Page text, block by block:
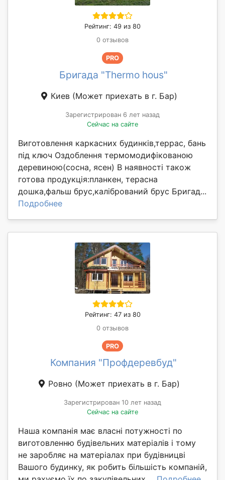
Рейтинг: 49 из 80
0 отзывов
PRO
Бригада "Thermo hous"
Киев (Может приехать в г. Бар)
Зарегистрирован 6 лет назад
Сейчас на сайте
Виготовлення каркасних будинків,террас, бань
під ключ Оздоблення термомодифікованою
деревиною(сосна, ясен) В наявності також
готова продукція:планкен, терасна
дошка,фальш брус,калібрований брус Бригад...
Подробнее
Рейтинг: 47 из 80
0 отзывов
PRO
Компания "Профдеревбуд"
Ровно (Может приехать в г. Бар)
Зарегистрирован 10 лет назад
Сейчас на сайте
Наша компанія має власні потужності по
виготовленню будівельних матеріалів і тому
не заробляє на матеріалах при будівницві
Вашого будинку, як робить більшість компаній,